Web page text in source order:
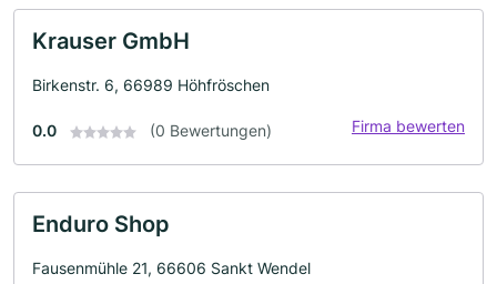
Krauser GmbH
Birkenstr. 6, 66989 Höhfröschen
0.0 (0 Bewertungen) Firma bewerten
Enduro Shop
Fausenmühle 21, 66606 Sankt Wendel